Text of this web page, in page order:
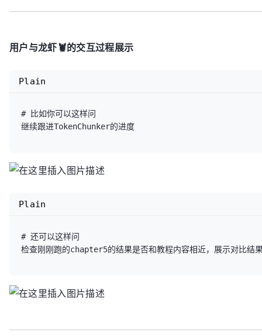
用户与龙虾🦞的交互过程展示
# 比如你可以这样问
Plain
# 还可以这样问
Plain